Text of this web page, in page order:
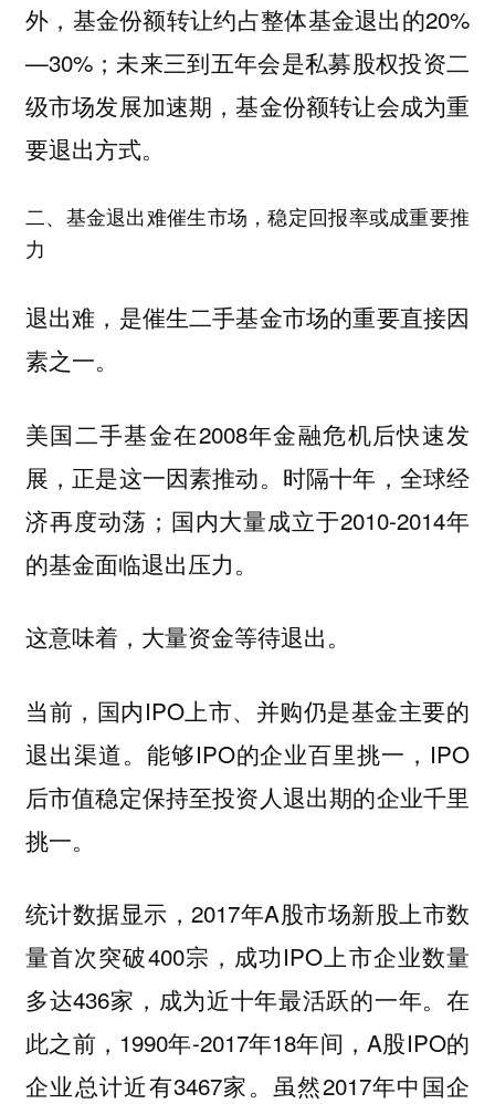
外，基金份额转让约占整体基金退出的20%
—30%；未来三到五年会是私募股权投资二
级市场发展加速期，基金份额转让会成为重
要退出方式。
二、基金退出难催生市场，稳定回报率或成重要推
力
退出难，是催生二手基金市场的重要直接因
素之一。
美国二手基金在2008年金融危机后快速发
展，正是这一因素推动。 时隔十年，全球经
济再度动荡；国内大量成立于2010-2014年
的基金面临退出压力。
这意味着，大量资金等待退出。
当前，国内IPO上市、并购仍是基金主要的
退出渠道。能够IPO的企业百里挑一，IPO
后市值稳定保持至投资人退出期的企业千里
挑一。
统计数据显示，2017年A股市场新股上市数
量首次突破400宗，成功IPO上市企业数量
多达436家 ，成为近十年最活跃的一年。在
此之前，1990年-2017年18年间，A股IPO的
企业总计近有3467家。虽然2017年中国企